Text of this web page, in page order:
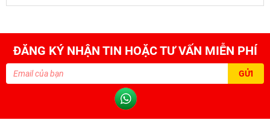
ĐĂNG KÝ NHẬN TIN HOẶC TƯ VẤN MIỄN PHÍ